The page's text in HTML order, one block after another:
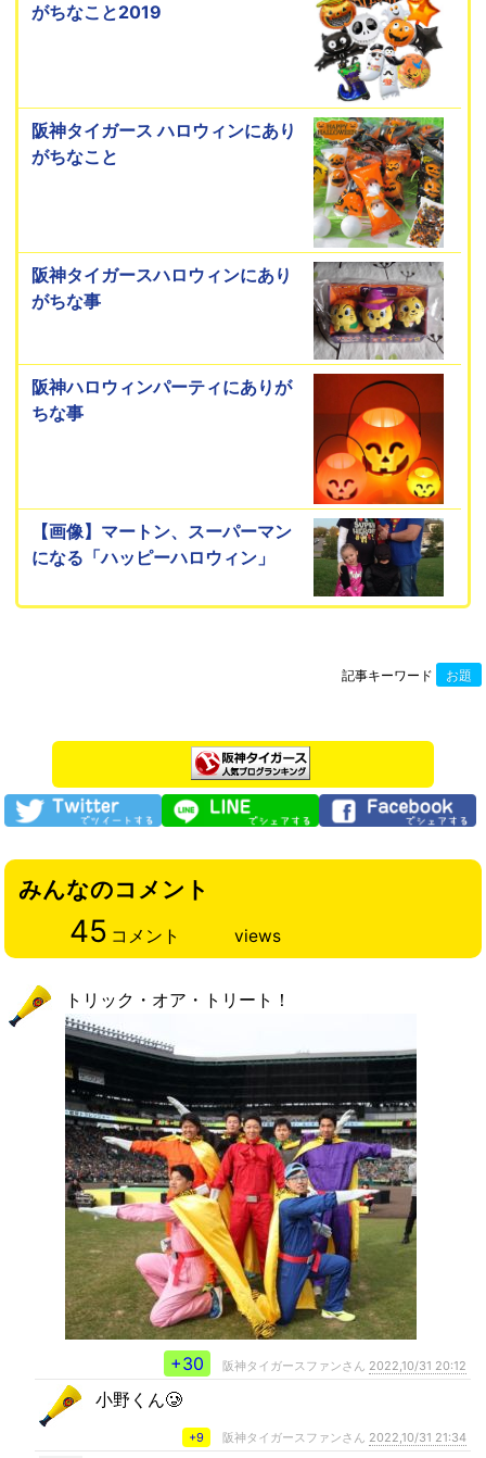
がちなこと2019
阪神タイガース ハロウィンにあり
がちなこと
阪神タイガースハロウィンにあり
がちな事
阪神ハロウィンパーティにありが
ちな事
【画像】マートン、スーパーマン
になる「ハッピーハロウィン」
記事キーワード お題
みんなのコメント
45 コメント views
トリック・オア・トリート！
+30 阪神タイガースファンさん 2022,10/31 20:12
小野くん🥲
+9 阪神タイガースファンさん 2022,10/31 21:34